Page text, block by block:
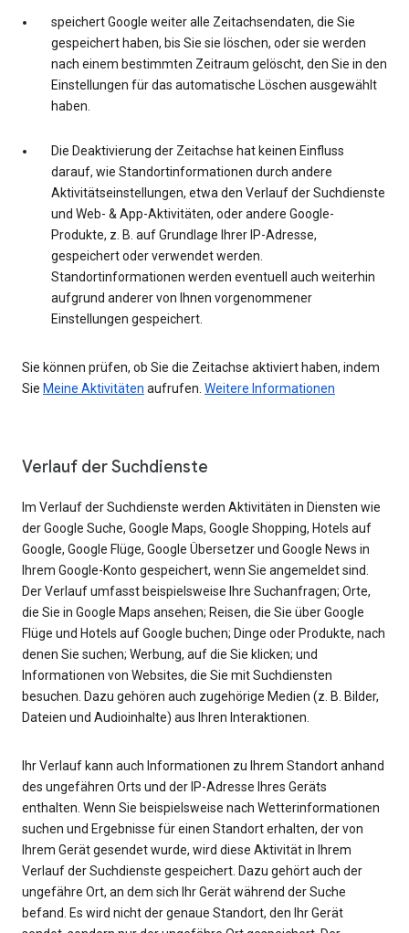
speichert Google weiter alle Zeitachsendaten, die Sie
gespeichert haben, bis Sie sie löschen, oder sie werden
nach einem bestimmten Zeitraum gelöscht, den Sie in den
Einstellungen für das automatische Löschen ausgewählt
haben.
Die Deaktivierung der Zeitachse hat keinen Einfluss
darauf, wie Standortinformationen durch andere
Aktivitätseinstellungen, etwa den Verlauf der Suchdienste
und Web- & App-Aktivitäten, oder andere Google-
Produkte, z. B. auf Grundlage Ihrer IP-Adresse,
gespeichert oder verwendet werden.
Standortinformationen werden eventuell auch weiterhin
aufgrund anderer von Ihnen vorgenommener
Einstellungen gespeichert.
Sie können prüfen, ob Sie die Zeitachse aktiviert haben, indem
Sie Meine Aktivitäten aufrufen. Weitere Informationen
Verlauf der Suchdienste
Im Verlauf der Suchdienste werden Aktivitäten in Diensten wie
der Google Suche, Google Maps, Google Shopping, Hotels auf
Google, Google Flüge, Google Übersetzer und Google News in
Ihrem Google-Konto gespeichert, wenn Sie angemeldet sind.
Der Verlauf umfasst beispielsweise Ihre Suchanfragen; Orte,
die Sie in Google Maps ansehen; Reisen, die Sie über Google
Flüge und Hotels auf Google buchen; Dinge oder Produkte, nach
denen Sie suchen; Werbung, auf die Sie klicken; und
Informationen von Websites, die Sie mit Suchdiensten
besuchen. Dazu gehören auch zugehörige Medien (z. B. Bilder,
Dateien und Audioinhalte) aus Ihren Interaktionen.
Ihr Verlauf kann auch Informationen zu Ihrem Standort anhand
des ungefähren Orts und der IP-Adresse Ihres Geräts
enthalten. Wenn Sie beispielsweise nach Wetterinformationen
suchen und Ergebnisse für einen Standort erhalten, der von
Ihrem Gerät gesendet wurde, wird diese Aktivität in Ihrem
Verlauf der Suchdienste gespeichert. Dazu gehört auch der
ungefähre Ort, an dem sich Ihr Gerät während der Suche
befand. Es wird nicht der genaue Standort, den Ihr Gerät